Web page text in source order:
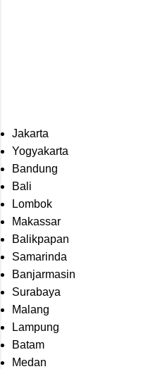
Jakarta
Yogyakarta
Bandung
Bali
Lombok
Makassar
Balikpapan
Samarinda
Banjarmasin
Surabaya
Malang
Lampung
Batam
Medan